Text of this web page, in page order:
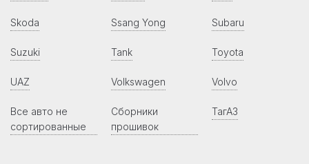
Skoda Ssang Yong Subaru
Suzuki Tank Toyota
UAZ Volkswagen Volvo
Все авто не
сортированные
Сборники
прошивок
ТагАЗ